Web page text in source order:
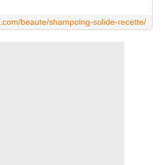
beaute/shampoing-solide-recette/